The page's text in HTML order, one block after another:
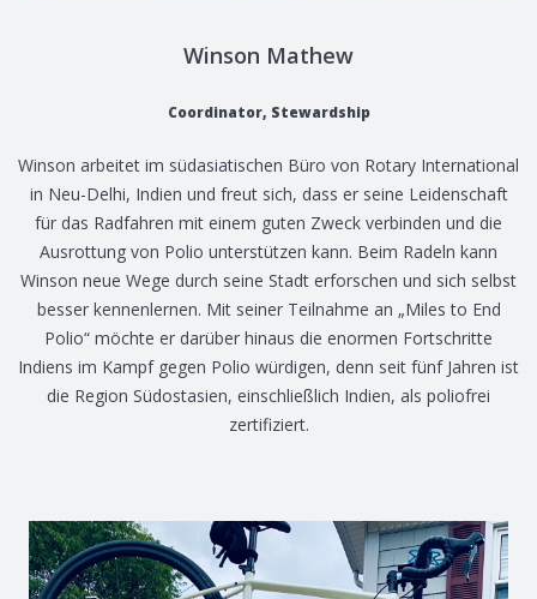
Winson Mathew
Coordinator, Stewardship
Winson arbeitet im südasiatischen Büro von Rotary International
in Neu-Delhi, Indien und freut sich, dass er seine Leidenschaft
für das Radfahren mit einem guten Zweck verbinden und die
Ausrottung von Polio unterstützen kann. Beim Radeln kann
Winson neue Wege durch seine Stadt erforschen und sich selbst
besser kennenlernen. Mit seiner Teilnahme an „Miles to End
Polio“ möchte er darüber hinaus die enormen Fortschritte
Indiens im Kampf gegen Polio würdigen, denn seit fünf Jahren ist
die Region Südostasien, einschließlich Indien, als poliofrei
zertifiziert.